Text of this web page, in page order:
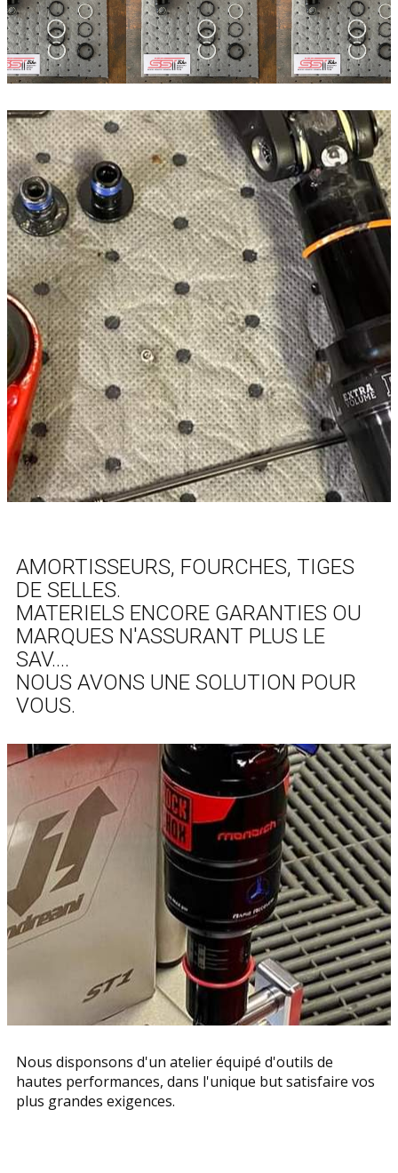
AMORTISSEURS, FOURCHES, TIGES
DE SELLES.
MATERIELS ENCORE GARANTIES OU
MARQUES N'ASSURANT PLUS LE
SAV....
NOUS AVONS UNE SOLUTION POUR
VOUS.
Nous disponsons d'un atelier équipé d'outils de
hautes performances, dans l'unique but satisfaire vos
plus grandes exigences.